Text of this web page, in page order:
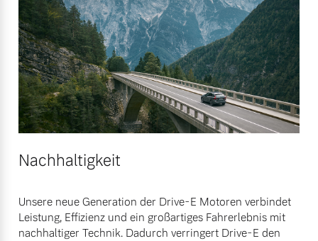
Nachhaltigkeit
Unsere neue Generation der Drive-E Motoren verbindet
Leistung, Effizienz und ein großartiges Fahrerlebnis mit
nachhaltiger Technik. Dadurch verringert Drive-E den